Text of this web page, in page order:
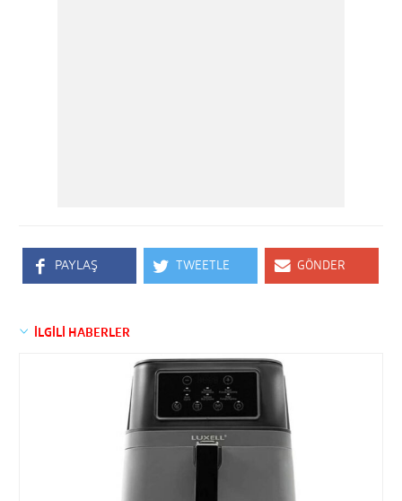
PAYLAŞ TWEETLE GÖNDER
İLGİLİ HABERLER